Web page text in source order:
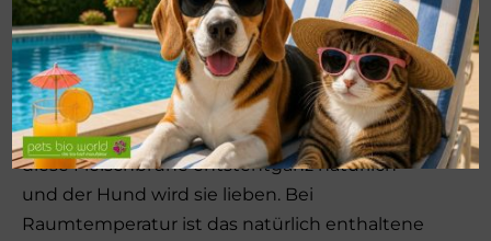
Bitte kühl und trocken lagern. Nach dem
Öffnen ist das Produkt noch 2 – 3 Tage im
Kühlschrank haltbar. Falls die Dose einer
Temperatur über 28 °C ausgesetzt wird, wird
das natürlich enthaltene Kollagen flüssig,
diese Fleischbrühe entstehtganz natürlich
und der Hund wird sie lieben. Bei
Raumtemperatur ist das natürlich enthaltene